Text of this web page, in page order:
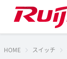
HOME スイッチ